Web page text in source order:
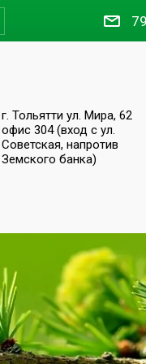
г. Тольятти ул. Мира, 62
офис 304 (вход с ул.
Советская, напротив
Земского банка)